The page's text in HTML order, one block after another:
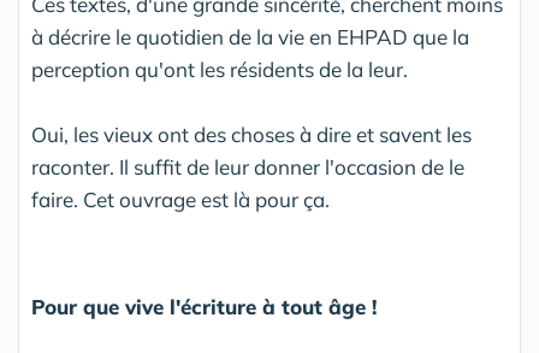
à décrire le quotidien de la vie en EHPAD que la
perception qu'ont les résidents de la leur.
Oui, les vieux ont des choses à dire et savent les
raconter. Il suffit de leur donner l'occasion de le
faire. Cet ouvrage est là pour ça.
Pour que vive l'écriture à tout âge !